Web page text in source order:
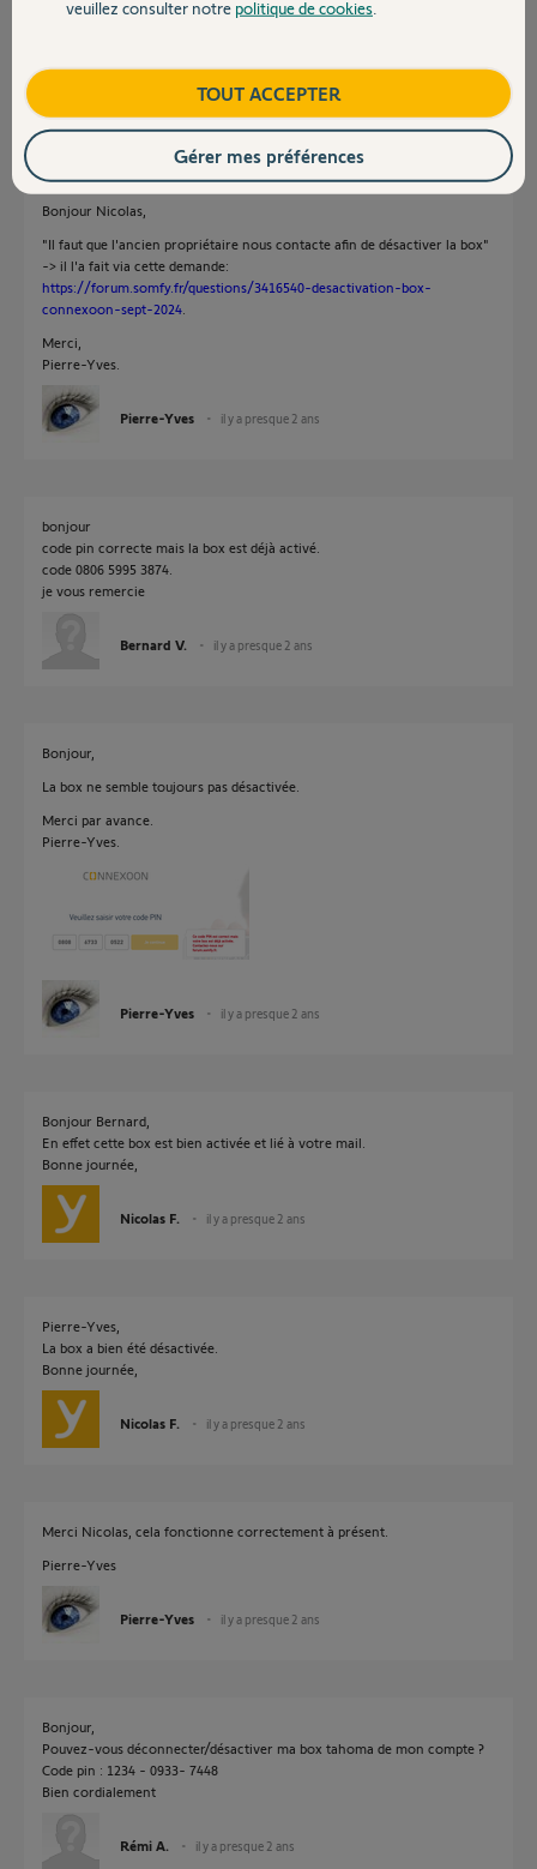
Contact
Il faut que l'ancien propriétaire nous contacte afin de désactiver la box.
il y a presque 2 ans
Bonjour Nicolas,
"Il faut que l'ancien propriétaire nous contacte afin de désactiver la box"
-> il l'a fait via cette demande:
https://forum.somfy.fr/questions/3416540-desactivation-box-
connexoon-sept-2024
Merci,
Pierre-Yves.
Pierre-Yves il y a presque 2 ans
bonjour
code pin correcte mais la box est déjà activé.
code 0806 5995 3874.
je vous remercie
Bernard V. il y a presque 2 ans
Bonjour,
La box ne semble toujours pas désactivée.
Merci par avance.
Pierre-Yves.
Pierre-Yves il y a presque 2 ans
Bonjour Bernard,
En effet cette box est bien activée et lié à votre mail.
Bonne journée,
Nicolas F. il y a presque 2 ans
Pierre-Yves,
La box a bien été désactivée.
Bonne journée,
Nicolas F. il y a presque 2 ans
Merci Nicolas, cela fonctionne correctement à présent.
Pierre-Yves
Pierre-Yves il y a presque 2 ans
Bonjour,
Pouvez-vous déconnecter/désactiver ma box tahoma de mon compte ?
Code pin : 1234 - 0933- 7448
Bien cordialement
Rémi A. il y a presque 2 ans
veuillez consulter notre politique de cookies
TOUT ACCEPTER
Gérer mes préférences